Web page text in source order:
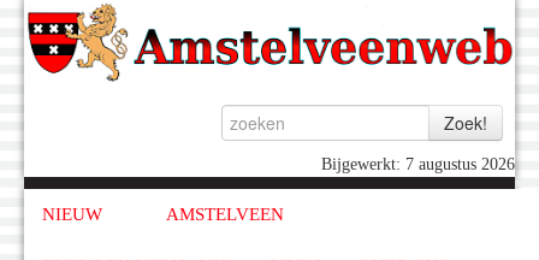
Bijgewerkt: 7 augustus 2026
NIEUW AMSTELVEEN